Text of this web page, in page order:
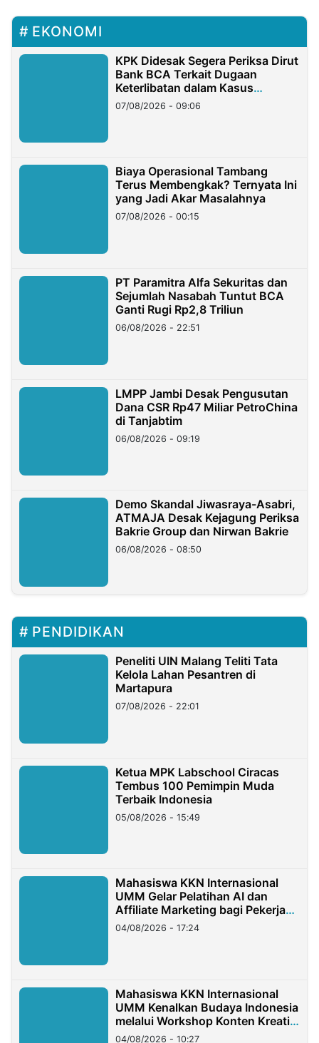
EKONOMI
KPK Didesak Segera Periksa Dirut
Bank BCA Terkait Dugaan
Keterlibatan dalam Kasus
Hilangnya Dana Nasabah Rp2,58
Miliar
07/08/2026 - 09:06
Biaya Operasional Tambang
Terus Membengkak? Ternyata Ini
yang Jadi Akar Masalahnya
07/08/2026 - 00:15
PT Paramitra Alfa Sekuritas dan
Sejumlah Nasabah Tuntut BCA
Ganti Rugi Rp2,8 Triliun
06/08/2026 - 22:51
LMPP Jambi Desak Pengusutan
Dana CSR Rp47 Miliar PetroChina
di Tanjabtim
06/08/2026 - 09:19
Demo Skandal Jiwasraya-Asabri,
ATMAJA Desak Kejagung Periksa
Bakrie Group dan Nirwan Bakrie
06/08/2026 - 08:50
PENDIDIKAN
Peneliti UIN Malang Teliti Tata
Kelola Lahan Pesantren di
Martapura
07/08/2026 - 22:01
Ketua MPK Labschool Ciracas
Tembus 100 Pemimpin Muda
Terbaik Indonesia
05/08/2026 - 15:49
Mahasiswa KKN Internasional
UMM Gelar Pelatihan AI dan
Affiliate Marketing bagi Pekerja
Migran Indonesia di Taiwan
04/08/2026 - 17:24
Mahasiswa KKN Internasional
UMM Kenalkan Budaya Indonesia
melalui Workshop Konten Kreatif
di Taiwan
04/08/2026 - 10:27